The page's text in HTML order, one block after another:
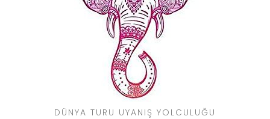
DÜNYA TURU UYANIŞ YOLCULUĞU